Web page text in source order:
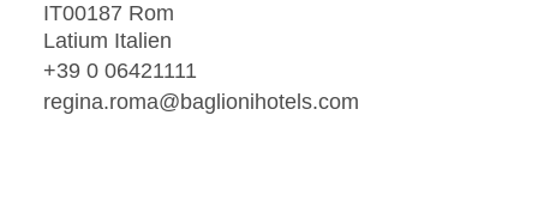
IT00187 Rom
Latium Italien
+39 0 06421111
regina.roma@baglionihotels.com